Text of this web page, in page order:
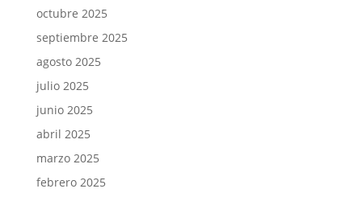
octubre 2025
septiembre 2025
agosto 2025
julio 2025
junio 2025
abril 2025
marzo 2025
febrero 2025